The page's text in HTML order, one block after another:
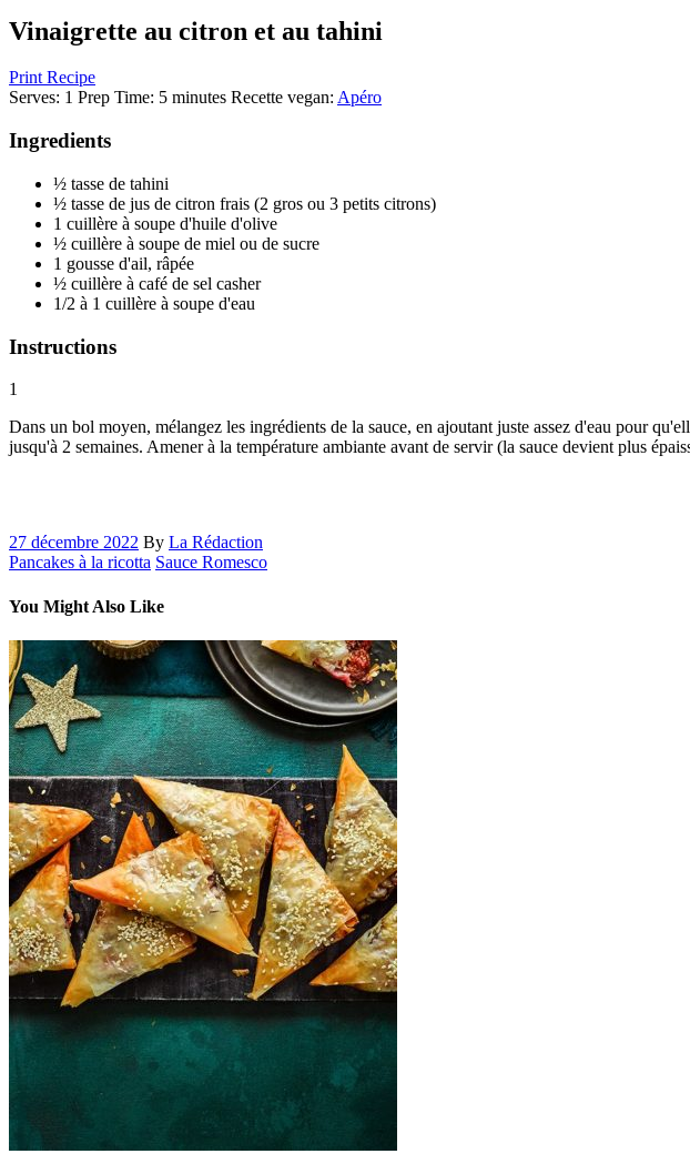
Vinaigrette au citron et au tahini
Print Recipe
Serves: 1 Prep Time: 5 minutes Recette vegan: Apéro
Ingredients
½ tasse de tahini
½ tasse de jus de citron frais (2 gros ou 3 petits citrons)
1 cuillère à soupe d'huile d'olive
½ cuillère à soupe de miel ou de sucre
1 gousse d'ail, râpée
½ cuillère à café de sel casher
1/2 à 1 cuillère à soupe d'eau
Instructions
1
Dans un bol moyen, mélangez les ingrédients de la sauce, en ajoutant juste assez d'eau pour
jusqu'à 2 semaines. Amener à la température ambiante avant de servir (la sauce devient plus
27 décembre 2022 By La Rédaction
Pancakes à la ricotta Sauce Romesco
You Might Also Like